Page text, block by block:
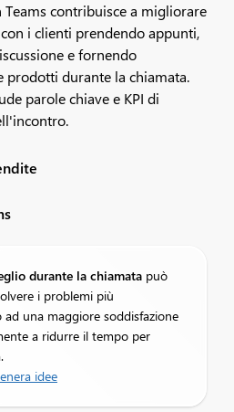
contribuisce a migliorare
i clienti prendendo appunti,
e fornendo
prodotti durante la chiamata.
parole chiave e KPI di
durante la chiamata può
i problemi più
una maggiore soddisfazione
a ridurre il tempo per
idee